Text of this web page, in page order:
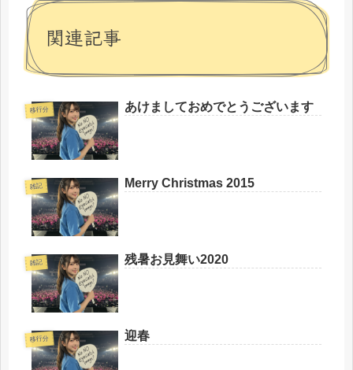
関連記事
移行分 あけましておめでとうございます
雑記 Merry Christmas 2015
雑記 残暑お見舞い2020
移行分 迎春